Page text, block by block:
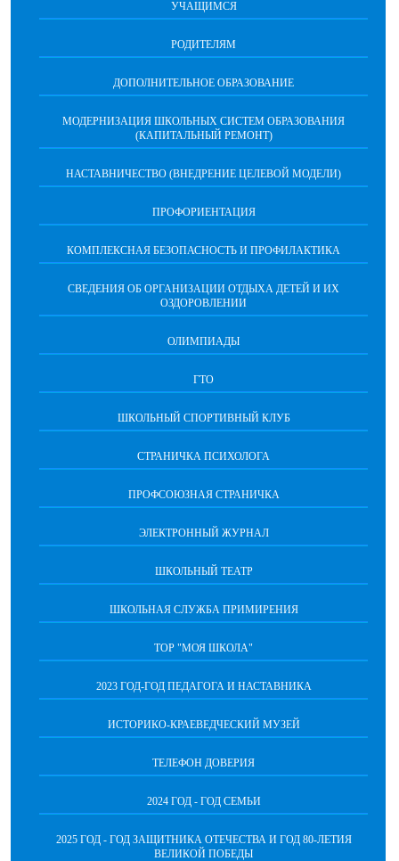
УЧАЩИМСЯ
РОДИТЕЛЯМ
ДОПОЛНИТЕЛЬНОЕ ОБРАЗОВАНИЕ
МОДЕРНИЗАЦИЯ ШКОЛЬНЫХ СИСТЕМ ОБРАЗОВАНИЯ
(КАПИТАЛЬНЫЙ РЕМОНТ)
НАСТАВНИЧЕСТВО (ВНЕДРЕНИЕ ЦЕЛЕВОЙ МОДЕЛИ)
ПРОФОРИЕНТАЦИЯ
КОМПЛЕКСНАЯ БЕЗОПАСНОСТЬ И ПРОФИЛАКТИКА
СВЕДЕНИЯ ОБ ОРГАНИЗАЦИИ ОТДЫХА ДЕТЕЙ И ИХ
ОЗДОРОВЛЕНИИ
ОЛИМПИАДЫ
ГТО
ШКОЛЬНЫЙ СПОРТИВНЫЙ КЛУБ
СТРАНИЧКА ПСИХОЛОГА
ПРОФСОЮЗНАЯ СТРАНИЧКА
ЭЛЕКТРОННЫЙ ЖУРНАЛ
ШКОЛЬНЫЙ ТЕАТР
ШКОЛЬНАЯ СЛУЖБА ПРИМИРЕНИЯ
ТОР "МОЯ ШКОЛА"
2023 ГОД-ГОД ПЕДАГОГА И НАСТАВНИКА
ИСТОРИКО-КРАЕВЕДЧЕСКИЙ МУЗЕЙ
ТЕЛЕФОН ДОВЕРИЯ
2024 ГОД - ГОД СЕМЬИ
2025 ГОД - ГОД ЗАЩИТНИКА ОТЕЧЕСТВА И ГОД 80-ЛЕТИЯ
ВЕЛИКОЙ ПОБЕДЫ